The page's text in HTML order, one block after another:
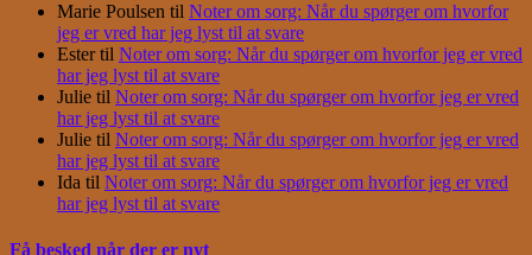
Marie Poulsen til Noter om sorg: Når du spørger om hvorfor
jeg er vred har jeg lyst til at svare
Estertil Noter om sorg: Når du spørger om hvorfor jeg er vred
har jeg lyst til at svare
Julie til Noter om sorg: Når du spørger om hvorfor jeg er vred
har jeg lyst til at svare
Julie til Noter om sorg: Når du spørger om hvorfor jeg er vred
har jeg lyst til at svare
Ida til Noter om sorg: Når du spørger om hvorfor jeg er vred
har jeg lyst til at svare
Få besked når der er nyt